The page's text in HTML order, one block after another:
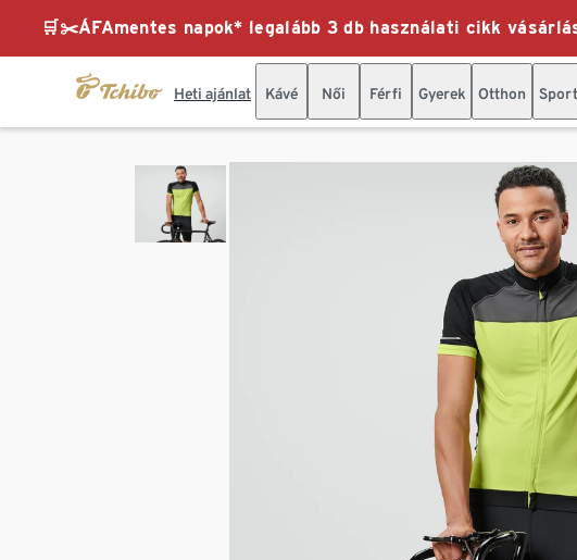
🛒✂️ÁFAmentes napok* legalább 3 db használati cikk
Heti ajánlat Kávé Női Férfi Gyerek Otthon Sport